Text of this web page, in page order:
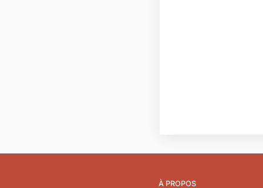
À PROPOS